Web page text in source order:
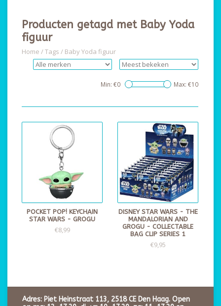
Producten getagd met Baby Yoda
figuur
Home /Tags / Baby Yoda figuur
Min: €0 Max: €10
POCKET POP! KEYCHAIN
STAR WARS - GROGU
€8,99
DISNEY STAR WARS - THE
MANDALORIAN AND
GROGU - COLLECTABLE
BAG CLIP SERIES 1
€9,95
Adres: Piet Heinstraat 113, 2518 CE Den Haag. Open